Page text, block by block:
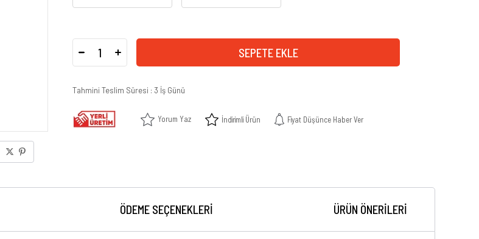
Tahmini Teslim Süresi : 3 İş Günü
Yorum Yaz İndirimli Ürün Fiyat Düşünce Haber Ver
ÖDEME SEÇENEKLERI ÜRÜN ÖNERILERI